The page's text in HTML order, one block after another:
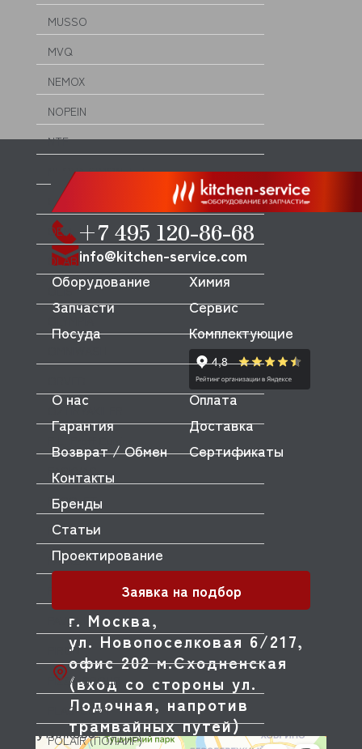
MUSSO
MVQ
NEMOX
NOPEIN
NTF
NUOVA SIMONELLI
ODE
OEM
OLAB
OLIS
PACKVAC
PACOJET
PANERO
PARKER
PAVONI
PIRON
PIZZA-GROUP
PLAS-CONT
POLAIR (ПОЛАИР)
+7 495 120-86-68
info@kitchen-service.com
г. Москва,
ул. Новопоселковая 6/217,
офис 202 м.Сходненская
(вход со стороны ул.
Лодочная, напротив
трамвайных путей)
Оборудование
Запчасти
Посуда
Химия
Сервис
Комплектующие
О нас
Оплата
Гарантия
Доставка
Возврат / Обмен
Сертификаты
Контакты
Бренды
Статьи
Проектирование
Заявка на подбор